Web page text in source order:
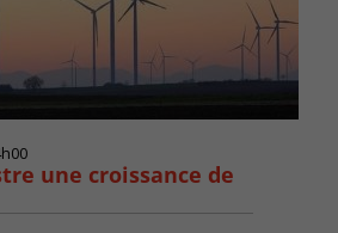
une croissance de